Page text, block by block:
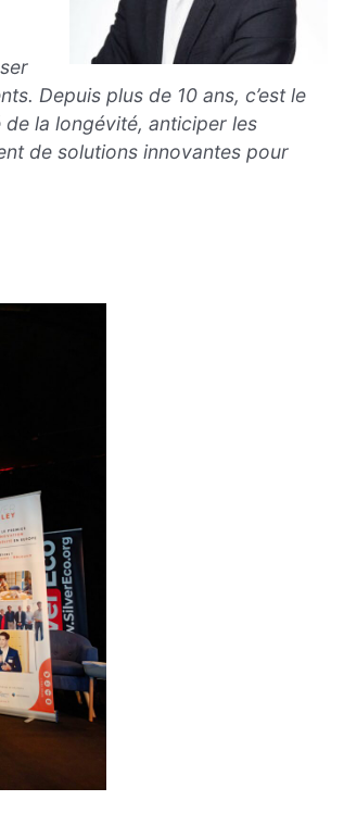
Depuis plus de 10 ans, c’est le
la longévité, anticiper les
de solutions innovantes pour